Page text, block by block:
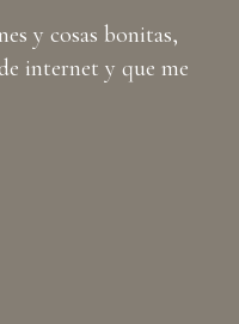
y cosas bonitas,
internet y que me